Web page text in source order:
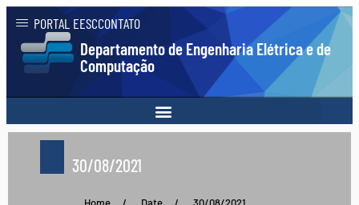
Departamento de Engenharia Elétrica e de
Computação
PORTAL EESCCONTATO
30/08/2021